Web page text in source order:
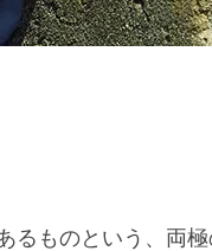
るものという、両